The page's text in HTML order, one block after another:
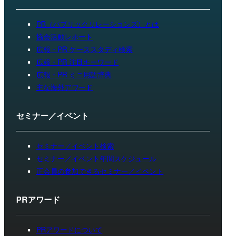
PR（パブリックリレーションズ）とは
協会活動レポート
広報・PR ケーススタディ検索
広報・PR 注目キーワード
広報・PR ミニ用語辞典
主な海外アワード
セミナー／イベント
セミナー／イベント検索
セミナー／イベント年間スケジュール
正会員の参加できるセミナー／イベント
PRアワード
PRアワードについて